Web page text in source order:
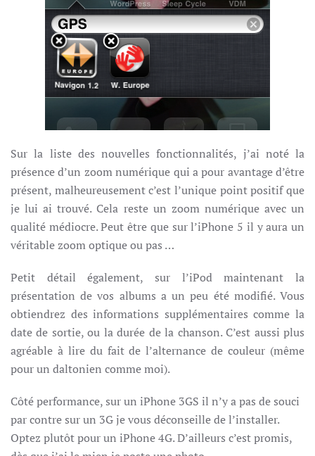
Sur la liste des nouvelles fonctionnalités, j’ai noté la
présence d’un zoom numérique qui a pour avantage d’être
présent, malheureusement c’est l’unique point positif que
je lui ai trouvé. Cela reste un zoom numérique avec un
qualité médiocre. Peut être que sur l’iPhone 5 il y aura un
véritable zoom optique ou pas …
Petit détail également, sur l’iPod maintenant la
présentation de vos albums a un peu été modifié. Vous
obtiendrez des informations supplémentaires comme la
date de sortie, ou la durée de la chanson. C’est aussi plus
agréable à lire du fait de l’alternance de couleur (même
pour un daltonien comme moi).
Côté performance, sur un iPhone 3GS il n’y a pas de souci
par contre sur un 3G je vous déconseille de l’installer.
Optez plutôt pour un iPhone 4G. D’ailleurs c’est promis,